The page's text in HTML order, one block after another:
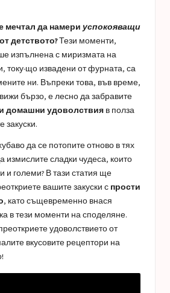
мечтал да намери успокояващи
детството?Тези моменти,
изпълнена с миризмата на
току-що извадени от фурната, са
ни. Въпреки това, във време,
бързо, е лесно да забравите
домашни удоволствия в полза
закуски.
да се потопите отново в тях
измислите сладки чудеса, които
и големи? В тази статия ще
вашите закуски с прости
, като същевременно внася
в тези моменти на споделяне.
удоволствието от
вкусовите рецептори на